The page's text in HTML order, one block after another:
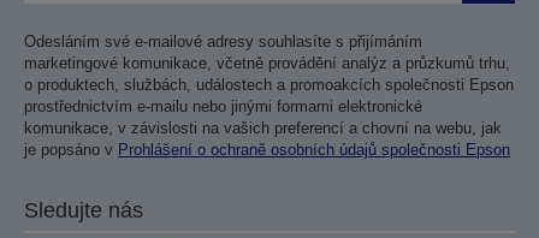
Odesláním své e-mailové adresy souhlasíte s přijímáním
marketingové komunikace, včetně provádění analýz a průzkumů trhu,
o produktech, službách, událostech a promoakcích společnosti Epson
prostřednictvím e-mailu nebo jinými formami elektronické
komunikace, v závislosti na vašich preferencí a chovní na webu, jak
je popsáno v Prohlášení o ochraně osobních údajů společnosti Epson
Sledujte nás